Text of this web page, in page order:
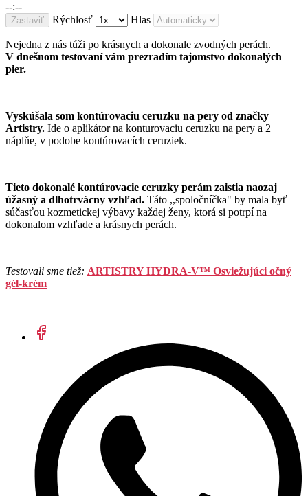
--:--
Zastaviť Rýchlosť Hlas
Nejedna z nás túži po krásnych a dokonale zvodných perách.
V dnešnom testovaní vám prezradím tajomstvo dokonalých
pier.
Vyskúšala som kontúrovaciu ceruzku na pery od značky
Artistry. Ide o aplikátor na konturovaciu ceruzku na pery a 2
náplňe, v podobe kontúrovacích ceruziek.
Tieto dokonalé kontúrovacie ceruzky perám zaistia naozaj
úžasný a dlhotrvácny vzhľad. Táto ,,spoločníčka" by mala byť
súčasťou kozmetickej výbavy každej ženy, ktorá si potrpí na
dokonalom vzhľade a krásnych perách.
Testovali sme tiež: ARTISTRY HYDRA-V™ Osviežujúci očný
gél-krém